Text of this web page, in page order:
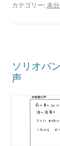
カテゴリー:未
ソリオバ
声 ス